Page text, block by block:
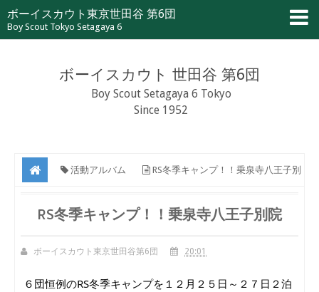
ボーイスカウト東京世田谷 第6団
Boy Scout Tokyo Setagaya 6
ボーイスカウト 世田谷 第6団
Boy Scout Setagaya 6 Tokyo
Since 1952
活動アルバム RS冬季キャンプ！！乗泉寺八王子別
RS冬季キャンプ！！乗泉寺八王子別院
ボーイスカウト東京世田谷第6団 20:01
６団恒例のRS冬季キャンプを１２月２５日～２７日２泊